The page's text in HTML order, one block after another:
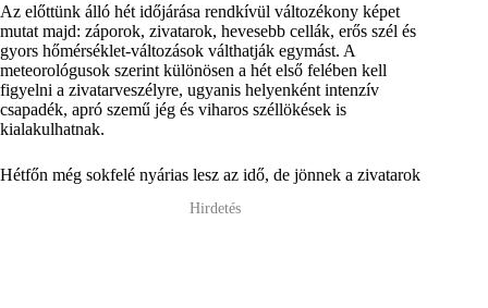
Az előttünk álló hét időjárása rendkívül változékony képet
mutat majd: záporok, zivatarok, hevesebb cellák, erős szél és
gyors hőmérséklet-változások válthatják egymást. A
meteorológusok szerint különösen a hét első felében kell
figyelni a zivatarveszélyre, ugyanis helyenként intenzív
csapadék, apró szemű jég és viharos széllökések is
kialakulhatnak.
Hétfőn még sokfelé nyárias lesz az idő, de jönnek a zivatarok
Hirdetés